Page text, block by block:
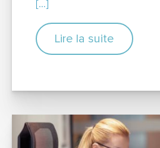
[…]
Lire la suite